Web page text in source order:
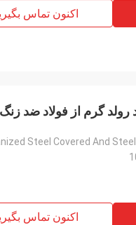
اکنون تماس
Steel Covered And
اکنون تماس